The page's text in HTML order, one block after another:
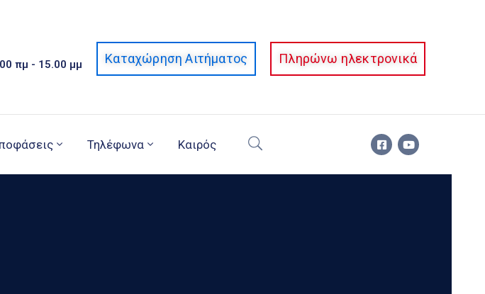
πμ - 15.00 μμ Καταχώρηση Αιτήματος Πληρώνω ηλεκτρονικά
Τηλέφωνα Καιρός